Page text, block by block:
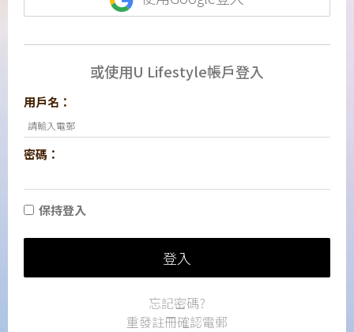
或使用U Lifestyle帳戶登入
用戶名：
密碼：
保持登入
登入
忘記密碼?
重發註冊確認電郵